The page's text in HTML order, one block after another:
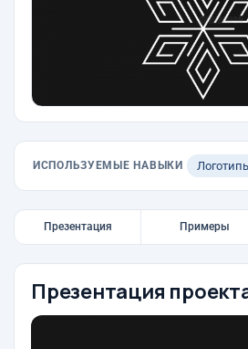
ИСПОЛЬЗУЕМЫЕ НАВЫКИ
Презентация Примеры
Презентация